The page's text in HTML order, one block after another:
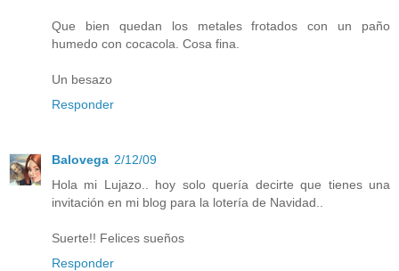
Que bien quedan los metales frotados con un paño
humedo con cocacola. Cosa fina.
Un besazo
Responder
Balovega 2/12/09
Hola mi Lujazo.. hoy solo quería decirte que tienes una
invitación en mi blog para la lotería de Navidad..
Suerte!! Felices sueños
Responder